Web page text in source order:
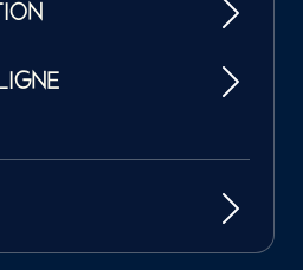
de Paris